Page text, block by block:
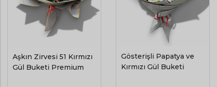
Aşkın Zirvesi 51 Kırmızı
Gül Buketi Premium
Gösterişli Papatya ve
Kırmızı Gül Buketi